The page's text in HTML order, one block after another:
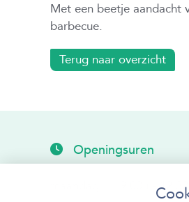
Met een beetje aandacht
barbecue.
Terug naar overzicht
Openingsuren
9.00u -